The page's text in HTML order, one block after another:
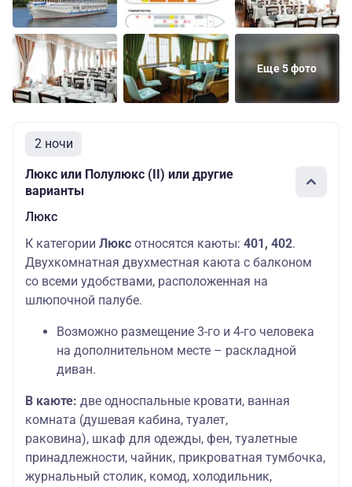
Еще 5 фото
2 ночи
Люкс или Полулюкс (II) или другие
варианты
Люкс
К категории Люкс относятся каюты: 401, 402.
Двухкомнатная двухместная каюта с балконом
со всеми удобствами, расположенная на
шлюпочной палубе.
Возможно размещение 3-го и 4-го человека
на дополнительном месте – раскладной
диван.
В каюте: две односпальные кровати, ванная
комната (душевая кабина, туалет,
раковина), шкаф для одежды, фен, туалетные
принадлежности, чайник, прикроватная тумбочка,
журнальный столик, комод, холодильник,